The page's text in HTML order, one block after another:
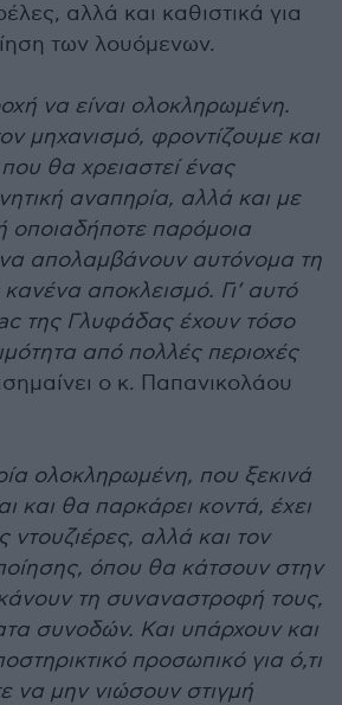
αλλά και καθιστικά για
των λουόμενων.
να είναι ολοκληρωμένη.
μηχανισμό, φροντίζουμε και
θα χρειαστεί ένας
αναπηρία, αλλά και με
οποιαδήποτε παρόμοια
απολαμβάνουν αυτόνομα τη
αποκλεισμό. Γι’ αυτό
της Γλυφάδας έχουν τόσο
από πολλές περιοχές
ο κ. Παπανικολάου
ολοκληρωμένη, που ξεκινά
και θα παρκάρει κοντά, έχει
ντουζιέρες, αλλά και τον
όπου θα κάτσουν στην
τη συναναστροφή τους,
συνοδών. Και υπάρχουν και
προσωπικό για ό,τι
να μην νιώσουν στιγμή